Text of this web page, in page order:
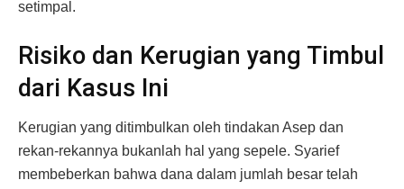
setimpal.
Risiko dan Kerugian yang Timbul
dari Kasus Ini
Kerugian yang ditimbulkan oleh tindakan Asep dan
rekan-rekannya bukanlah hal yang sepele. Syarief
membeberkan bahwa dana dalam jumlah besar telah